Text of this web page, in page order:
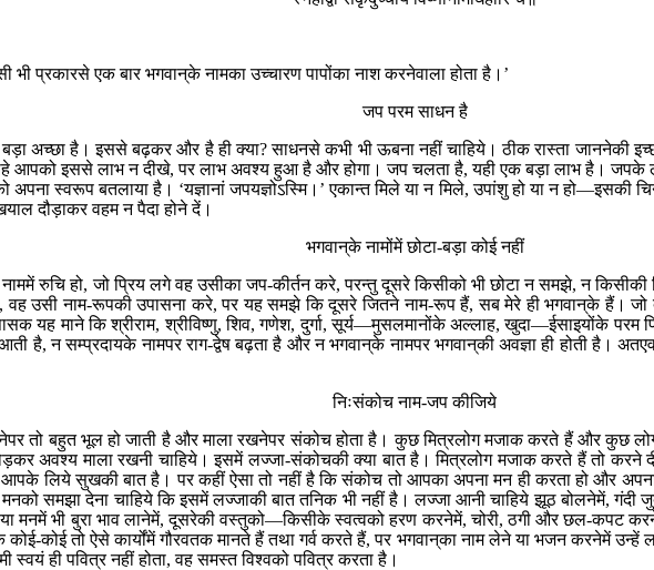
प्रकारसे एक बार भगवान‍्के नामका उच्चारण पापोंका नाश करनेवाला होता है।’
जप परम साधन है
अच्छा है। इससे बढ़कर और है ही क्या? साधनसे कभी भी ऊबना नहीं चाहिये। ठीक रास्ता जाननेकी
आपको इससे लाभ न दीखे, पर लाभ अवश्य हुआ है और होगा। जप चलता है, यही एक बड़ा लाभ है। जपके
अपना स्वरूप बतलाया है। ‘यज्ञानां जपयज्ञोऽस्मि।’ एकान्त मिले या न मिले, उपांशु हो या न
दौड़ाकर वहम न पैदा होने दें।
भगवान‍्के नामोंमें छोटा-बड़ा कोई नहीं
नाममें रुचि हो, जो प्रिय लगे वह उसीका जप-कीर्तन करे, परन्तु दूसरे किसीको भी छोटा न समझे, न
उसी नाम-रूपकी उपासना करे, पर यह समझे कि दूसरे जितने नाम-रूप हैं, सब मेरे ही भगवान‍्के हैं। जो
यह माने कि श्रीराम, श्रीविष्णु, शिव, गणेश, दुर्गा, सूर्य—मुसलमानोंके अल्लाह, खुदा—ईसाइयोंके
है, न सम्प्रदायके नामपर राग-द्वेष बढ़ता है और न भगवान‍्के नामपर भगवान‍्की अवज्ञा ही होती है।
निःसंकोच नाम-जप कीजिये
तो बहुत भूल हो जाती है और माला रखनेपर संकोच होता है। कुछ मित्रलोग मजाक करते हैं और कुछ
अवश्य माला रखनी चाहिये। इसमें लज्जा-संकोचकी क्या बात है। मित्रलोग मजाक करते हैं तो
लिये सुखकी बात है। पर कहीं ऐसा तो नहीं है कि संकोच तो आपका अपना मन ही करता हो और
मनको समझा देना चाहिये कि इसमें लज्जाकी बात तनिक भी नहीं है। लज्जा आनी चाहिये झूठ बोलनेमें, गंदी
मनमें भी बुरा भाव लानेमें, दूसरेकी वस्तुको—किसीके स्वत्वको हरण करनेमें, चोरी, ठगी और छल-कपट
कोई तो ऐसे कार्योंमें गौरवतक मानते हैं तथा गर्व करते हैं, पर भगवान‍्का नाम लेने या भजन करनेमें
ही पवित्र नहीं होता, वह समस्त विश्वको पवित्र करता है।